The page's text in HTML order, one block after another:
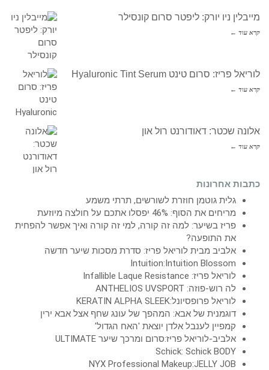
מייבלין ניו יורק: ליפטר סרום קונסילר
קרא עוד ←
לוריאל פריז: סרום טינט Hyaluronic Tint Serum
קרא עוד ←
אלונה שכטר: דאודורנט רול און
קרא עוד ←
כתבות אחרונות
גלית גוטמן חוזרת לשורשים, תרתי משמע
מריחים את הסוף: 46% יפסלו אתכם על חולצה מיוזעת
פריז בשיער: למה זה קורה, למי זה קורה ואיך אפשר להפחית
את התופעה?
אלביב מבית לוריאל פריז: סדרת מסכות שיער חדשה
Intuition:Intuition Blossom
לוריאל פריז: Infallible Laque Resistance
לה רוש-פוזה: ANTHELIOS UVSPORT
לוריאל פרופסיונל:KERATIN ALPHA SLEEK
דוגמנית של אבא: המהפך של עונג שחף אצל אבא ירין
קמפיין לענבל אלדן יוצאת 'האח הגדול'
אלביב-לוריאל פריז:סרום ומרכך שיער ULTIMATE
Schick: Schick BODY
NYX Professional Makeup:JELLY JOB